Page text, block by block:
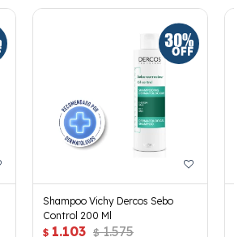
Shampoo Vichy Dercos Sebo
Control 200 Ml
$ 1.103 $ 1.575